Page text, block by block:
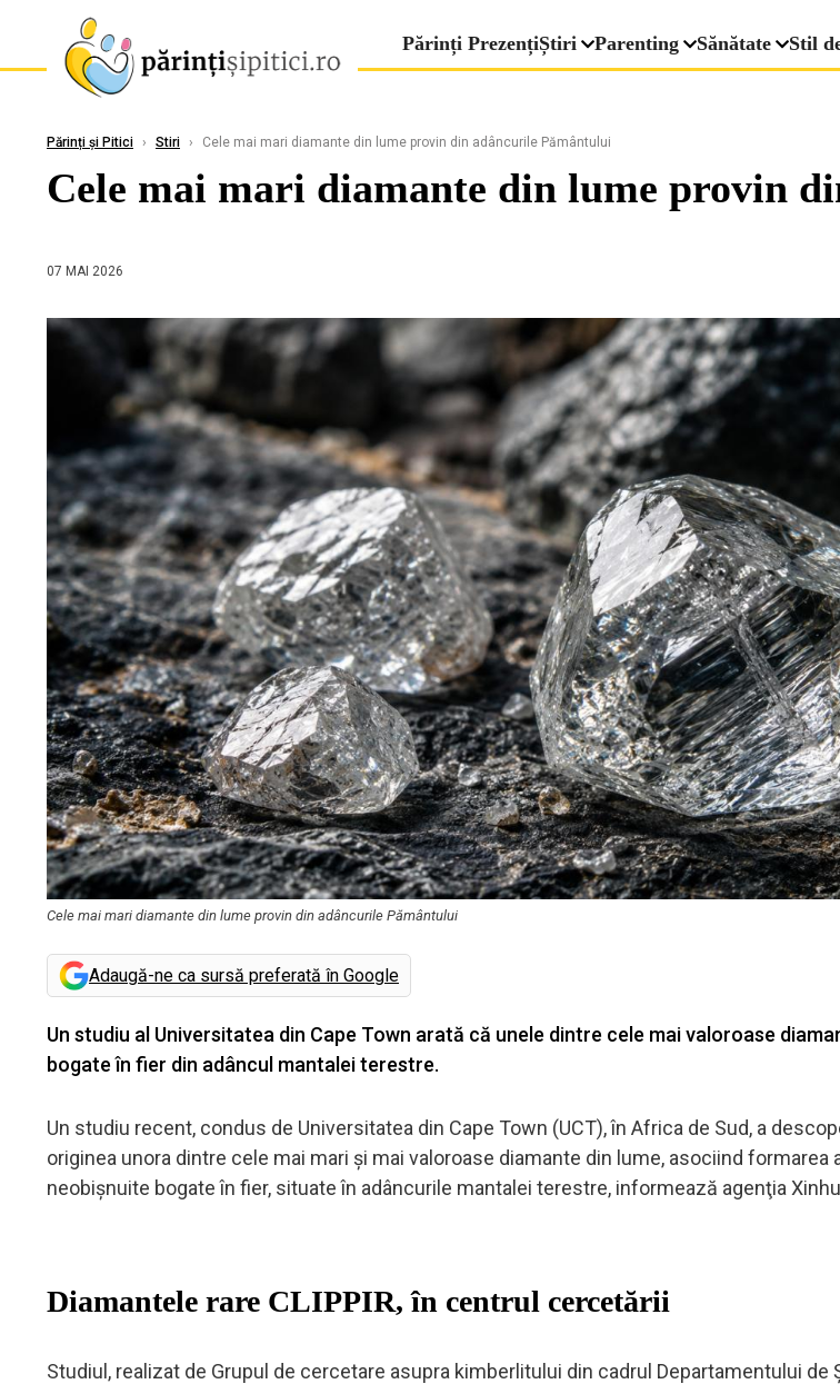
Părinți PrezențiȘtiri Parenting Sănătate Stil
Părinți și Pitici › Stiri › Cele mai mari diamante din lume provin din adâncurile Pământului
Cele mai mari diamante din lume provin
07 MAI 2026
Cele mai mari diamante din lume provin din adâncurile Pământului
Adaugă-ne ca sursă preferată în Google
Un studiu al Universitatea din Cape Town arată că unele dintre cele mai valoroase
bogate în fier din adâncul mantalei terestre.
Un studiu recent, condus de Universitatea din Cape Town (UCT), în Africa de Sud, a
originea unora dintre cele mai mari şi mai valoroase diamante din lume, asociind formarea
neobişnuite bogate în fier, situate în adâncurile mantalei terestre, informează agenţia
Diamantele rare CLIPPIR, în centrul cercetării
Studiul, realizat de Grupul de cercetare asupra kimberlitului din cadrul Departamentului de